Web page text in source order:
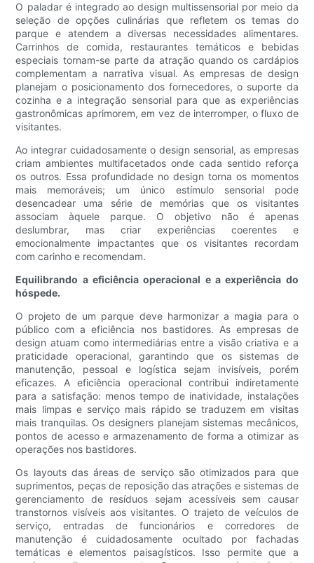
O paladar é integrado ao design multissensorial por meio da
seleção de opções culinárias que refletem os temas do
parque e atendem a diversas necessidades alimentares.
Carrinhos de comida, restaurantes temáticos e bebidas
especiais tornam-se parte da atração quando os cardápios
complementam a narrativa visual. As empresas de design
planejam o posicionamento dos fornecedores, o suporte da
cozinha e a integração sensorial para que as experiências
gastronômicas aprimorem, em vez de interromper, o fluxo de
visitantes.
Ao integrar cuidadosamente o design sensorial, as empresas
criam ambientes multifacetados onde cada sentido reforça
os outros. Essa profundidade no design torna os momentos
mais memoráveis; um único estímulo sensorial pode
desencadear uma série de memórias que os visitantes
associam àquele parque. O objetivo não é apenas
deslumbrar, mas criar experiências coerentes e
emocionalmente impactantes que os visitantes recordam
com carinho e recomendam.
Equilibrando a eficiência operacional e a experiência do
hóspede.
O projeto de um parque deve harmonizar a magia para o
público com a eficiência nos bastidores. As empresas de
design atuam como intermediárias entre a visão criativa e a
praticidade operacional, garantindo que os sistemas de
manutenção, pessoal e logística sejam invisíveis, porém
eficazes. A eficiência operacional contribui indiretamente
para a satisfação: menos tempo de inatividade, instalações
mais limpas e serviço mais rápido se traduzem em visitas
mais tranquilas. Os designers planejam sistemas mecânicos,
pontos de acesso e armazenamento de forma a otimizar as
operações nos bastidores.
Os layouts das áreas de serviço são otimizados para que
suprimentos, peças de reposição das atrações e sistemas de
gerenciamento de resíduos sejam acessíveis sem causar
transtornos visíveis aos visitantes. O trajeto de veículos de
serviço, entradas de funcionários e corredores de
manutenção é cuidadosamente ocultado por fachadas
temáticas e elementos paisagísticos. Isso permite que a